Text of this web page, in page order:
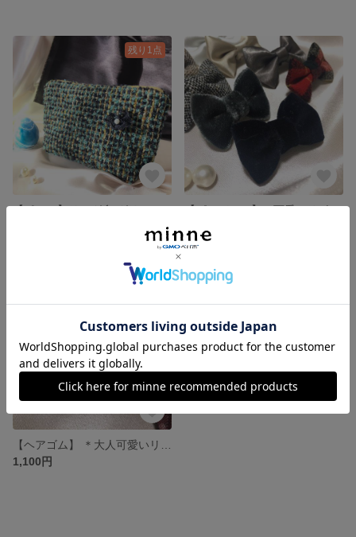
残り1点
【ポーチ】リング糸*グリーン
【ピンバッチ】＊可愛いリボンのビンバッチ
1,100円